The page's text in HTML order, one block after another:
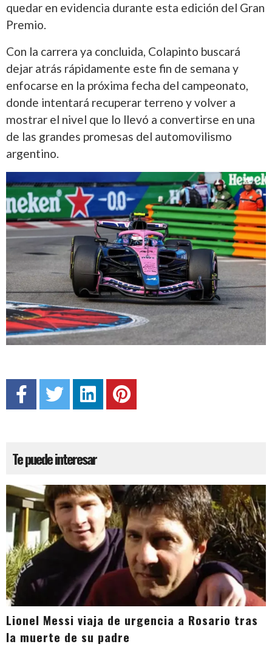
quedar en evidencia durante esta edición del Gran
Premio.
Con la carrera ya concluida, Colapinto buscará
dejar atrás rápidamente este fin de semana y
enfocarse en la próxima fecha del campeonato,
donde intentará recuperar terreno y volver a
mostrar el nivel que lo llevó a convertirse en una
de las grandes promesas del automovilismo
argentino.
Te puede interesar
Lionel Messi viaja de urgencia a Rosario tras
la muerte de su padre